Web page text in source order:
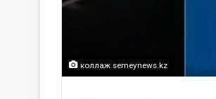
коллаж semeynews.kz